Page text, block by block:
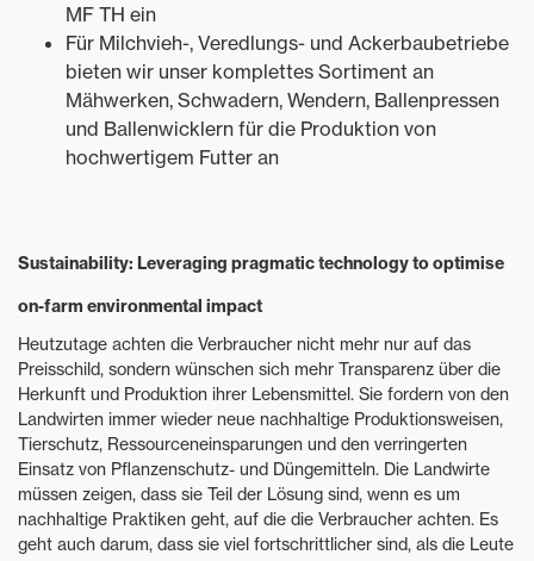
MF TH ein
Für Milchvieh-, Veredlungs- und Ackerbaubetriebe
bieten wir unser komplettes Sortiment an
Mähwerken, Schwadern, Wendern, Ballenpressen
und Ballenwicklern für die Produktion von
hochwertigem Futter an
Sustainability: Leveraging pragmatic technology to optimise
on-farm environmental impact
Heutzutage achten die Verbraucher nicht mehr nur auf das
Preisschild, sondern wünschen sich mehr Transparenz über die
Herkunft und Produktion ihrer Lebensmittel. Sie fordern von den
Landwirten immer wieder neue nachhaltige Produktionsweisen,
Tierschutz, Ressourceneinsparungen und den verringerten
Einsatz von Pflanzenschutz- und Düngemitteln. Die Landwirte
müssen zeigen, dass sie Teil der Lösung sind, wenn es um
nachhaltige Praktiken geht, auf die die Verbraucher achten. Es
geht auch darum, dass sie viel fortschrittlicher sind, als die Leute